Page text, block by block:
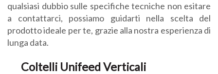
qualsiasi dubbio sulle specifiche tecniche non esitare
a contattarci, possiamo guidarti nella scelta del
prodotto ideale per te, grazie alla nostra esperienza di
lunga data.
Coltelli Unifeed Verticali